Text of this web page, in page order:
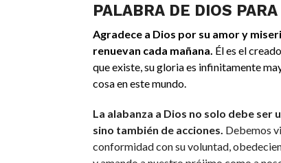
PALABRA DE DIOS PARA
Agradece a Dios por su amor y
renuevan cada mañana. Él es el
que existe, su gloria es infinitamente
cosa en este mundo.
La alabanza a Dios no solo debe ser
sino también de acciones. Debemos
conformidad con su voluntad,